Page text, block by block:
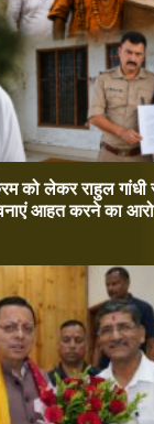
को लेकर राहुल
आहत करने का